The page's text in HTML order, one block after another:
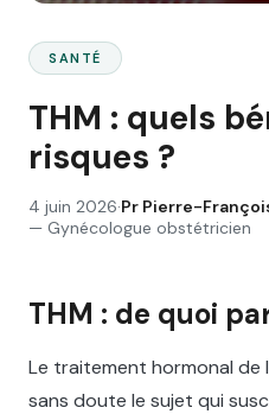
SANTÉ
THM : quels
risques ?
4 juin 2026·Pr Pierre-
— Gynécologue obstétricien
THM : de quoi
Le traitement hormonal de
sans doute le sujet qui